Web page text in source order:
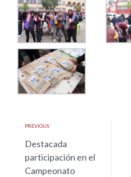
PREVIOUS
Destacada
participación en el
Campeonato